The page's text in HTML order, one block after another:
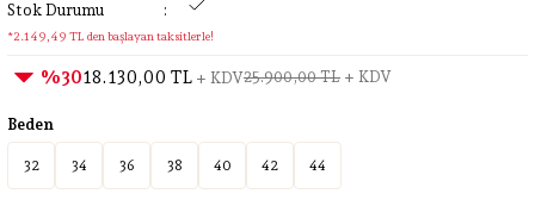
Stok Durumu
*2.149,49 TL den başlayan taksitlerle!
%3018.130,00 TL + KDV25.900,00 TL + KDV
Beden
32 34 36 38 40 42 44